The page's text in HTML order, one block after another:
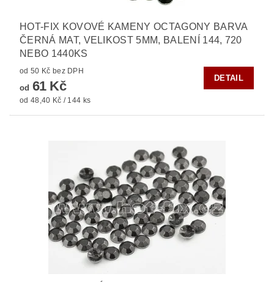
HOT-FIX KOVOVÉ KAMENY OCTAGONY BARVA
ČERNÁ MAT, VELIKOST 5MM, BALENÍ 144, 720
NEBO 1440KS
od 50 Kč bez DPH
od 61 Kč
od 48,40 Kč / 144 ks
DETAIL